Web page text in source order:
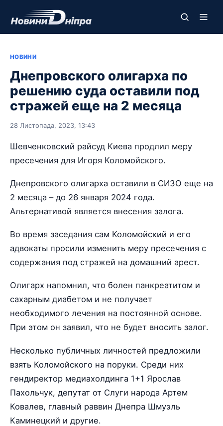
НОВИНИ
Днепровского олигарха по
решению суда оставили под
стражей еще на 2 месяца
28 Листопада, 2023, 13:43
Шевченковский райсуд Киева продлил меру
пресечения для Игоря Коломойского.
Днепровского олигарха оставили в СИЗО еще на
2 месяца – до 26 января 2024 года.
Альтернативой является внесения залога.
Во время заседания сам Коломойский и его
адвокаты просили изменить меру пресечения с
содержания под стражей на домашний арест.
Олигарх напомнил, что болен панкреатитом и
сахарным диабетом и не получает
необходимого лечения на постоянной основе.
При этом он заявил, что не будет вносить залог.
Несколько публичных личностей предложили
взять Коломойского на поруки. Среди них
гендиректор медиахолдинга 1+1 Ярослав
Пахольчук, депутат от Слуги народа Артем
Ковалев, главный раввин Днепра Шмуэль
Каминецкий и другие.